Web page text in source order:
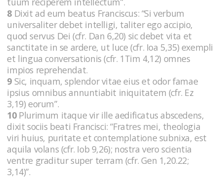
8 Dixit ad eum beatus Franciscus: “Si verbum
universaliter debet intelligi, taliter ego accipio,
quod servus Dei (cfr. Dan 6,20) sic debet vita et
sanctitate in se ardere, ut luce (cfr. Ioa 5,35) exempli
et lingua conversationis (cfr. 1Tim 4,12) omnes
impios reprehendat.
9 Sic, inquam, splendor vitae eius et odor famae
ipsius omnibus annuntiabit iniquitatem (cfr. Ez
3,19) eorum”.
10Plurimum itaque vir ille aedificatus abscedens,
dixit sociis beati Francisci: “Fratres mei, theologia
viri huius, puritate et contemplatione subnixa, est
aquila volans (cfr. Iob 9,26); nostra vero scientia
ventre graditur super terram (cfr. Gen 1,20.22;
3,14)”.